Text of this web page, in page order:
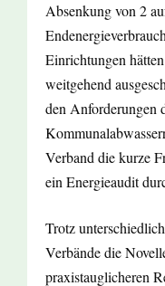
Absenkung von 2
Einrichtungen
weitgehend
den Anforderungen
Verband die kurze
ein Energieaudit
Trotz
Verbände die
praxistauglicheren